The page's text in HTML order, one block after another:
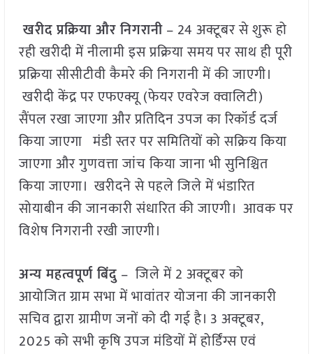
खरीद प्रक्रिया और निगरानी– 24 अक्टूबर से शुरू हो
रही खरीदी में नीलामी इस प्रक्रिया समय पर साथ ही पूरी
प्रक्रिया सीसीटीवी कैमरे की निगरानी में की जाएगी।
खरीदी केंद्र पर एफएक्यू (फेयर एवरेज क्वालिटी)
सैंपल रखा जाएगा और प्रतिदिन उपज का रिकॉर्ड दर्ज
किया जाएगा मंडी स्तर पर समितियों को सक्रिय किया
जाएगा और गुणवत्ता जांच किया जाना भी सुनिश्चित
किया जाएगा। खरीदने से पहले जिले में भंडारित
सोयाबीन की जानकारी संधारित की जाएगी। आवक पर
विशेष निगरानी रखी जाएगी।
अन्य महत्वपूर्ण बिंदु– जिले में 2 अक्टूबर को
आयोजित ग्राम सभा में भावांतर योजना की जानकारी
सचिव द्वारा ग्रामीण जनों को दी गई है। 3 अक्टूबर,
2025 को सभी कृषि उपज मंडियों में होर्डिंग्स एवं